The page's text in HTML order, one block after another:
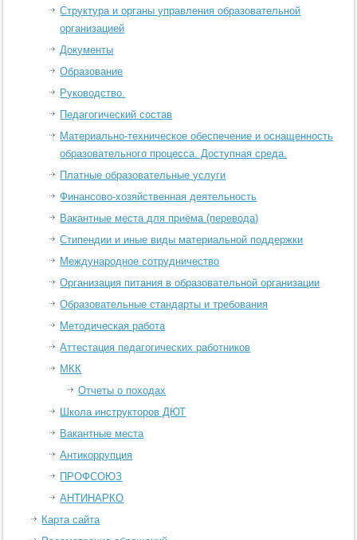
Структура и органы управления образовательной
организацией
Документы
Образование
Руководство.
Педагогический состав
Материально-техническое обеспечение и оснащенность
образовательного процесса. Доступная среда.
Платные образовательные услуги
Финансово-хозяйственная деятельность
Вакантные места для приёма (перевода)
Стипендии и иные виды материальной поддержки
Международное сотрудничество
Организация питания в образовательной организации
Образовательные стандарты и требования
Методическая работа
Аттестация педагогических работников
МКК
Отчеты о походах
Школа инструкторов ДЮТ
Вакантные места
Антикоррупция
ПРОФСОЮЗ
АНТИНАРКО
Карта сайта